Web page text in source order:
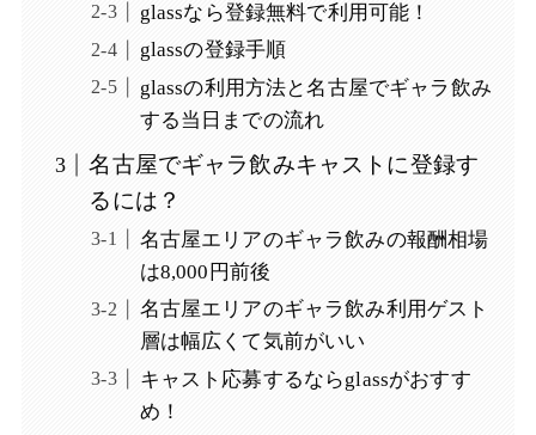
glassなら登録無料で利用可能！
glassの登録手順
glassの利用方法と名古屋でギャラ飲み
する当日までの流れ
名古屋でギャラ飲みキャストに登録す
るには？
名古屋エリアのギャラ飲みの報酬相場
は8,000円前後
名古屋エリアのギャラ飲み利用ゲスト
層は幅広くて気前がいい
キャスト応募するならglassがおすす
め！